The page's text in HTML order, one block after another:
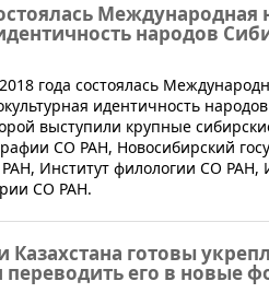
Международная
народов
года состоялась
идентичность
выступили крупные
СО РАН, Новосибирский
Институт филологии СО РАН,
СО РАН.
Казахстана готовы
переводить его в новые